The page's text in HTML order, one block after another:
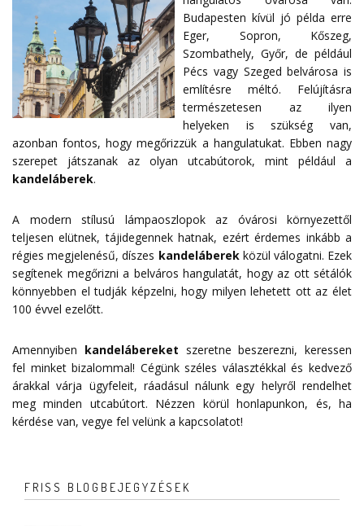
Budapesten kívül jó példa erre
Eger, Sopron, Kőszeg,
Szombathely, Győr, de például
Pécs vagy Szeged belvárosa is
említésre méltó. Felújításra
természetesen az ilyen
helyeken is szükség van,
azonban fontos, hogy megőrizzük a hangulatukat. Ebben nagy
szerepet játszanak az olyan utcabútorok, mint például a
kandeláberek.
A modern stílusú lámpaoszlopok az óvárosi környezettől
teljesen elütnek, tájidegennek hatnak, ezért érdemes inkább a
régies megjelenésű, díszes kandeláberekközül válogatni. Ezek
segítenek megőrizni a belváros hangulatát, hogy az ott sétálók
könnyebben el tudják képzelni, hogy milyen lehetett ott az élet
100 évvel ezelőtt.
Amennyiben kandelábereket szeretne beszerezni, keressen
fel minket bizalommal! Cégünk széles választékkal és kedvező
árakkal várja ügyfeleit, ráadásul nálunk egy helyről rendelhet
meg minden utcabútort. Nézzen körül honlapunkon, és, ha
kérdése van, vegye fel velünk a kapcsolatot!
FRISS BLOGBEJEGYZÉSEK